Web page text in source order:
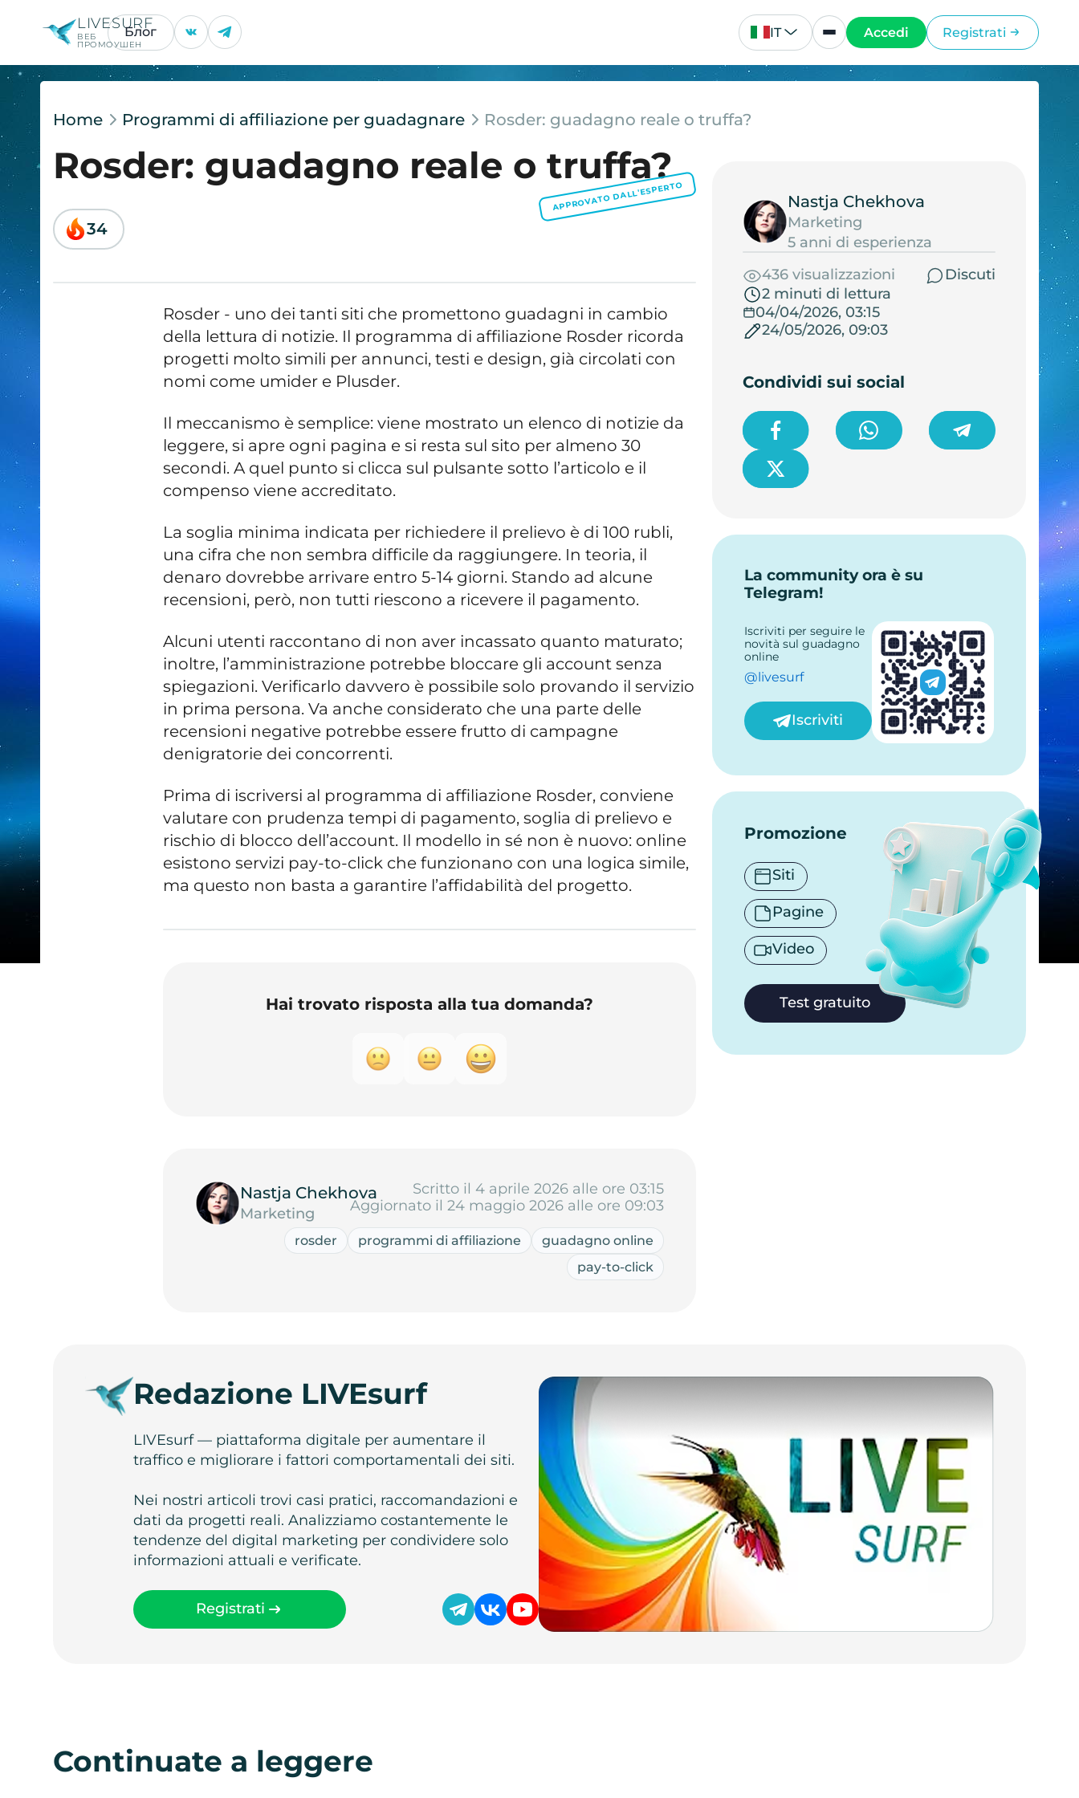
LIVESURF
ВЕБ
ПРОМОУШЕН
Блог IT Accedi Registrati
Home Programmi di affiliazione per guadagnare Rosder: guadagno reale o truffa?
Rosder: guadagno reale o truffa?
APPROVATO DALL'ESPERTO
34
Rosder - uno dei tanti siti che promettono guadagni in cambio
della lettura di notizie. Il programma di affiliazione Rosder ricorda
progetti molto simili per annunci, testi e design, già circolati con
nomi come umider e Plusder.
Il meccanismo è semplice: viene mostrato un elenco di notizie da
leggere, si apre ogni pagina e si resta sul sito per almeno 30
secondi. A quel punto si clicca sul pulsante sotto l’articolo e il
compenso viene accreditato.
La soglia minima indicata per richiedere il prelievo è di 100 rubli,
una cifra che non sembra difficile da raggiungere. In teoria, il
denaro dovrebbe arrivare entro 5-14 giorni. Stando ad alcune
recensioni, però, non tutti riescono a ricevere il pagamento.
Alcuni utenti raccontano di non aver incassato quanto maturato;
inoltre, l’amministrazione potrebbe bloccare gli account senza
spiegazioni. Verificarlo davvero è possibile solo provando il servizio
in prima persona. Va anche considerato che una parte delle
recensioni negative potrebbe essere frutto di campagne
denigratorie dei concorrenti.
Prima di iscriversi al programma di affiliazione Rosder, conviene
valutare con prudenza tempi di pagamento, soglia di prelievo e
rischio di blocco dell’account. Il modello in sé non è nuovo: online
esistono servizi pay-to-click che funzionano con una logica simile,
ma questo non basta a garantire l’affidabilità del progetto.
Hai trovato risposta alla tua domanda?
Nastja Chekhova
Marketing
Scritto il 4 aprile 2026 alle ore 03:15
Aggiornato il 24 maggio 2026 alle ore 09:03
rosder programmi di affiliazione
guadagno online
pay-to-click
Nastja Chekhova
Marketing
5 anni di esperienza
436 visualizzazioni
Discuti
2 minuti di lettura
04/04/2026, 03:15
24/05/2026, 09:03
Condividi sui social
La community ora è su
Telegram!
Iscriviti per seguire le
novità sul guadagno
online
@livesurf
Iscriviti
Promozione
Siti
Pagine
Video
Test gratuito
Redazione LIVEsurf
LIVEsurf — piattaforma digitale per aumentare il
traffico e migliorare i fattori comportamentali dei siti.
Nei nostri articoli trovi casi pratici, raccomandazioni e
dati da progetti reali. Analizziamo costantemente le
tendenze del digital marketing per condividere solo
informazioni attuali e verificate.
Registrati
Continuate a leggere